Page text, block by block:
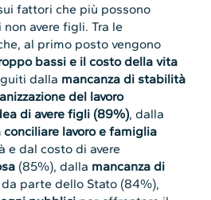
fattori che più possono
avere figli. Tra le
al primo posto vengono
bassi e il costo della vita
dalla mancanza di stabilità
del lavoro
di avere figli (89%), dalla
lavoro e famiglia
e dal costo di avere
(85%), dalla mancanza di
parte dello Stato (84%),